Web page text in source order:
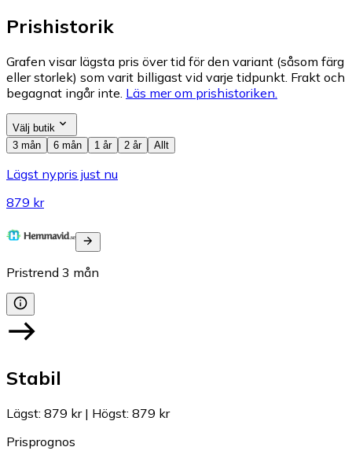
Prishistorik
Grafen visar lägsta pris över tid för den variant (såsom färg
eller storlek) som varit billigast vid varje tidpunkt. Frakt och
begagnat ingår inte. Läs mer om prishistoriken.
Välj butik
3 mån
6 mån 1 år 2 år Allt
Lägst nypris just nu
879 kr
Pristrend 3 mån
Stabil
Lägst: 879 kr| Högst: 879 kr
Prisprognos